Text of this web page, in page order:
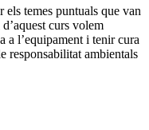
els temes puntuals que van
curs volem
a l’equipament i tenir cura
responsabilitat ambientals